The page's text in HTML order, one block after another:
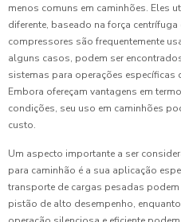
menos comuns em caminhões. Eles
diferente, baseado na força
compressores são frequentemente
alguns casos, podem ser
sistemas para operações específicas
Embora ofereçam vantagens em
condições, seu uso em caminhões
custo.
Um aspecto importante a ser
para caminhão é a sua aplicação
transporte de cargas pesadas
pistão de alto desempenho,